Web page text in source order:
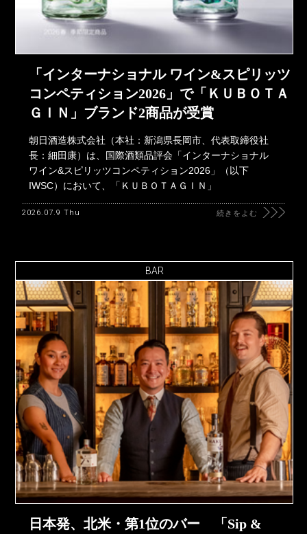
「インターナショナル ワイン&スピリッツ
コンペティション2026」で「ＫＵＢＯＴＡ
ＧＩＮ」ブランド2商品が受賞
朝日酒造株式会社（本社：新潟県長岡市、代表取締役社
長：細田康）は、国際酒類品評会「インターナショナル
ワイン&スピリッツコンペティション2026」（以下
IWSC）において、「ＫＵＢＯＴＡＧＩＮ」
2026.07.9 Thu 続きをよむ
BAR
日本発、北米・第1位のバー 「Sip &